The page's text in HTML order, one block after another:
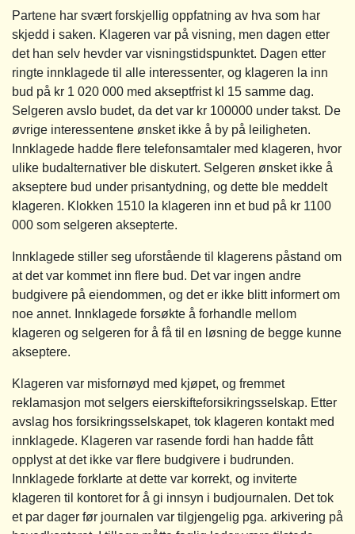
Partene har svært forskjellig oppfatning av hva som har
skjedd i saken. Klageren var på visning, men dagen etter
det han selv hevder var visningstidspunktet. Dagen etter
ringte innklagede til alle interessenter, og klageren la inn
bud på kr 1 020 000 med akseptfrist kl 15 samme dag.
Selgeren avslo budet, da det var kr 100000 under takst. De
øvrige interessentene ønsket ikke å by på leiligheten.
Innklagede hadde flere telefonsamtaler med klageren, hvor
ulike budalternativer ble diskutert. Selgeren ønsket ikke å
akseptere bud under prisantydning, og dette ble meddelt
klageren. Klokken 1510 la klageren inn et bud på kr 1100
000 som selgeren aksepterte.
Innklagede stiller seg uforstående til klagerens påstand om
at det var kommet inn flere bud. Det var ingen andre
budgivere på eiendommen, og det er ikke blitt informert om
noe annet. Innklagede forsøkte å forhandle mellom
klageren og selgeren for å få til en løsning de begge kunne
akseptere.
Klageren var misfornøyd med kjøpet, og fremmet
reklamasjon mot selgers eierskifteforsikringsselskap. Etter
avslag hos forsikringsselskapet, tok klageren kontakt med
innklagede. Klageren var rasende fordi han hadde fått
opplyst at det ikke var flere budgivere i budrunden.
Innklagede forklarte at dette var korrekt, og inviterte
klageren til kontoret for å gi innsyn i budjournalen. Det tok
et par dager før journalen var tilgjengelig pga. arkivering på